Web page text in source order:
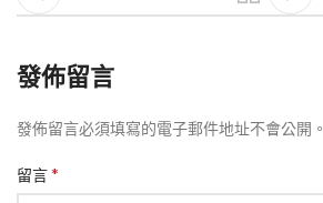
發佈留言
發佈留言必須填寫的電子郵件地址不會公開。
留言*